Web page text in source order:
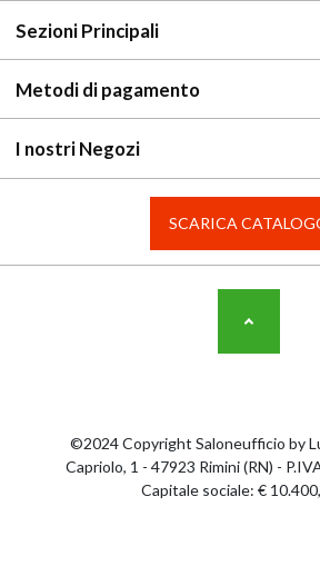
Sezioni Principali
Metodi di pagamento
I nostri Negozi
SCARICA
©2024 Copyright Saloneufficio by
Capriolo, 1 - 47923 Rimini (RN) -
Capitale sociale: €